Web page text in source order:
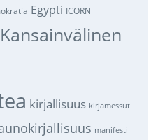
Egypti ICORN
Kansainvälinen
kirjallisuus kirjamessut
manifesti